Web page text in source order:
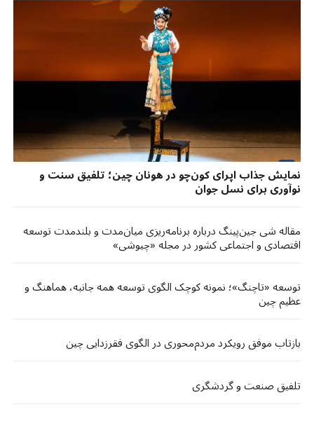
نمایش جذاب اپرای کون‌چو در هونان چین؛ تلفیق سنت و
نوآوری برای نسل جوان
مقاله شی جین‌پینگ درباره برنامه‌ریزی میان‌مدت و بلندمدت توسعه
اقتصادی و اجتماعی کشور در مجله «چیوشی»
توسعه «تاچنگ»؛ نمونه کوچک الگوی توسعه همه جانبه، هماهنگ و
عظیم چین
بازتاب موفق رویکرد مردم‌محوری در الگوی فقرزدایی چین
تلفیق صنعت و گردشگری